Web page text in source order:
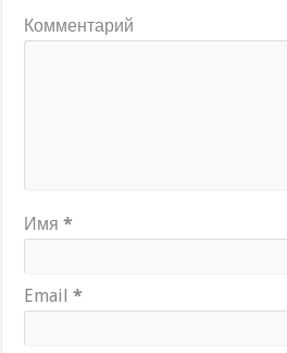
Комментарий
Имя*
Email*